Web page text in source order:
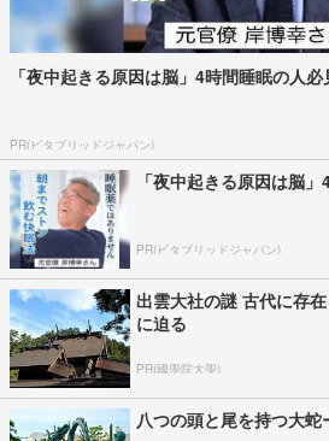
「夜中起きる原因は脳」4時間睡眠の人必
PR(ビタブリッドジャパン)
「夜中起きる原因は脳
PR(ビタブリッドジャパン)
出雲大社の謎 古代に存
に迫る
PR(國學院大學)
八つの頭と尾を持つ大